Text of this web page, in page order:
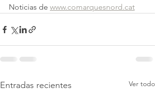
Noticias de www.comarquesnord.cat
Entradas recientes Ver todo